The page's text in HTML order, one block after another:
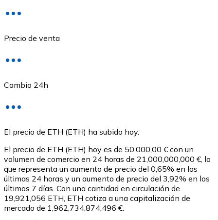
USDC
Precio de venta
Cambio 24h
El precio de ETH (ETH) ha subido hoy.
El precio de ETH (ETH) hoy es de 50.000,00 € con un
volumen de comercio en 24 horas de 21,000,000,000 €, lo
que representa un aumento de precio del 0,65% en las
últimas 24 horas y un aumento de precio del 3,92% en los
últimos 7 días. Con una cantidad en circulación de
19,921,056 ETH, ETH cotiza a una capitalización de
mercado de 1,962,734,874,496 €.